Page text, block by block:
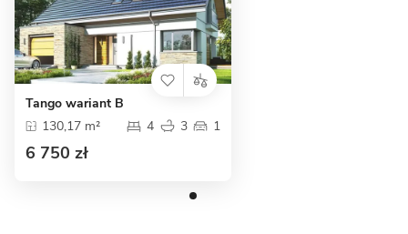
Tango wariant B
130,17 m²
4 3 1
6 750 zł